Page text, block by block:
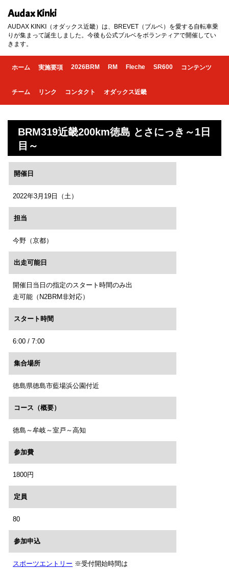
Audax Kinki
AUDAX KINKI（オダックス近畿）は、BREVET（ブルベ）を愛する自転車乗
りが集まって誕生しました。今後も公式ブルベをボランティアで開催してい
きます。
ホーム 実施要項 2026BRM RM Fleche SR600 コンテンツ
チーム リンク コンタクト オダックス近畿
BRM319近畿200km徳島 とさにっき～1日
目～
開催日
2022年3月19日（土）
担当
今野（京都）
出走可能日
開催日当日の指定のスタート時間のみ出
走可能（N2BRM非対応）
スタート時間
6:00 / 7:00
集合場所
徳島県徳島市藍場浜公園付近
コース（概要）
徳島～牟岐～室戸～高知
参加費
1800円
定員
80
参加申込
スポーツエントリー ※受付開始時間は